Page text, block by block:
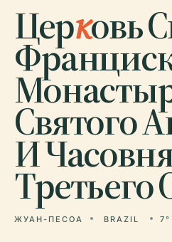
Церковь
Святого
И
Третьего
ЖУАН-ПЕСОА BRAZIL